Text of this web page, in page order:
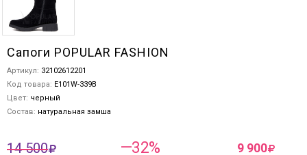
Сапоги POPULAR FASHION
Артикул: 32102612201
Код товара: E101W-339B
Цвет: черный
Состав: натуральная замша
14 500 —32% 9 900